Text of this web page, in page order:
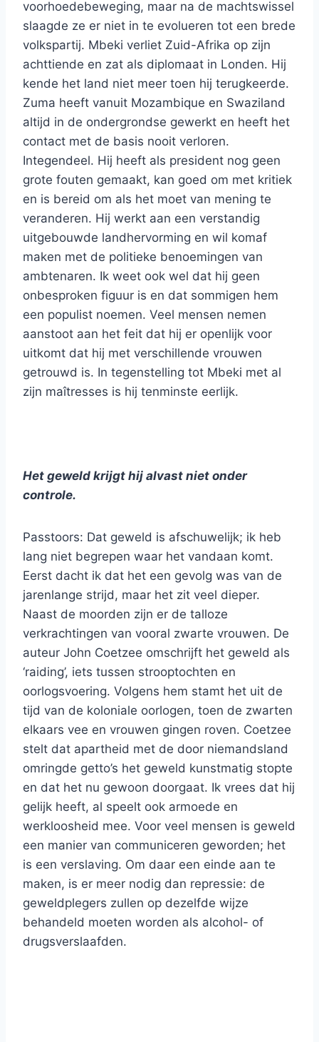
voorhoedebeweging, maar na de machtswissel
slaagde ze er niet in te evolueren tot een brede
volkspartij. Mbeki verliet Zuid-Afrika op zijn
achttiende en zat als diplomaat in Londen. Hij
kende het land niet meer toen hij terugkeerde.
Zuma heeft vanuit Mozambique en Swaziland
altijd in de ondergrondse gewerkt en heeft het
contact met de basis nooit verloren.
Integendeel. Hij heeft als president nog geen
grote fouten gemaakt, kan goed om met kritiek
en is bereid om als het moet van mening te
veranderen. Hij werkt aan een verstandig
uitgebouwde landhervorming en wil komaf
maken met de politieke benoemingen van
ambtenaren. Ik weet ook wel dat hij geen
onbesproken figuur is en dat sommigen hem
een populist noemen. Veel mensen nemen
aanstoot aan het feit dat hij er openlijk voor
uitkomt dat hij met verschillende vrouwen
getrouwd is. In tegenstelling tot Mbeki met al
zijn maîtresses is hij tenminste eerlijk.
Het geweld krijgt hij alvast niet onder
controle.
Passtoors: Dat geweld is afschuwelijk; ik heb
lang niet begrepen waar het vandaan komt.
Eerst dacht ik dat het een gevolg was van de
jarenlange strijd, maar het zit veel dieper.
Naast de moorden zijn er de talloze
verkrachtingen van vooral zwarte vrouwen. De
auteur John Coetzee omschrijft het geweld als
‘raiding’, iets tussen strooptochten en
oorlogsvoering. Volgens hem stamt het uit de
tijd van de koloniale oorlogen, toen de zwarten
elkaars vee en vrouwen gingen roven. Coetzee
stelt dat apartheid met de door niemandsland
omringde getto’s het geweld kunstmatig stopte
en dat het nu gewoon doorgaat. Ik vrees dat hij
gelijk heeft, al speelt ook armoede en
werkloosheid mee. Voor veel mensen is geweld
een manier van communiceren geworden; het
is een verslaving. Om daar een einde aan te
maken, is er meer nodig dan repressie: de
geweldplegers zullen op dezelfde wijze
behandeld moeten worden als alcohol- of
drugsverslaafden.